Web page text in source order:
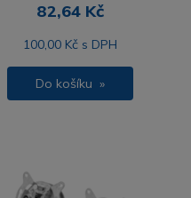
82,64 Kč
100,00 Kč s DPH
Do košíku »